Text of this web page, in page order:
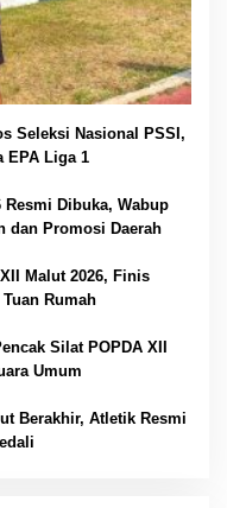
Seleksi Nasional PSSI,
EPA Liga 1
Dibuka, Wabup
dan Promosi Daerah
Malut 2026, Finis
Rumah
Silat POPDA XII
Umum
Berakhir, Atletik Resmi